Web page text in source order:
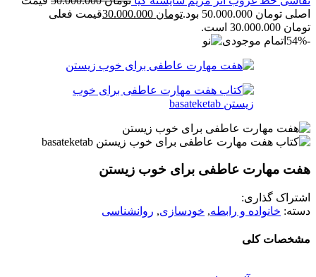
اصلی تومان 50.000.000 بود.
تومان
قیمت فعلی
تومان 30.000.000 است.
-54%
اتمام موجودی
هفت مهارت عاطفی برای خوب زیستن
اشتراک گذاری:
دسته: خانواده و رابطه, خودسازی, روانشناسی
مشخصات کلی